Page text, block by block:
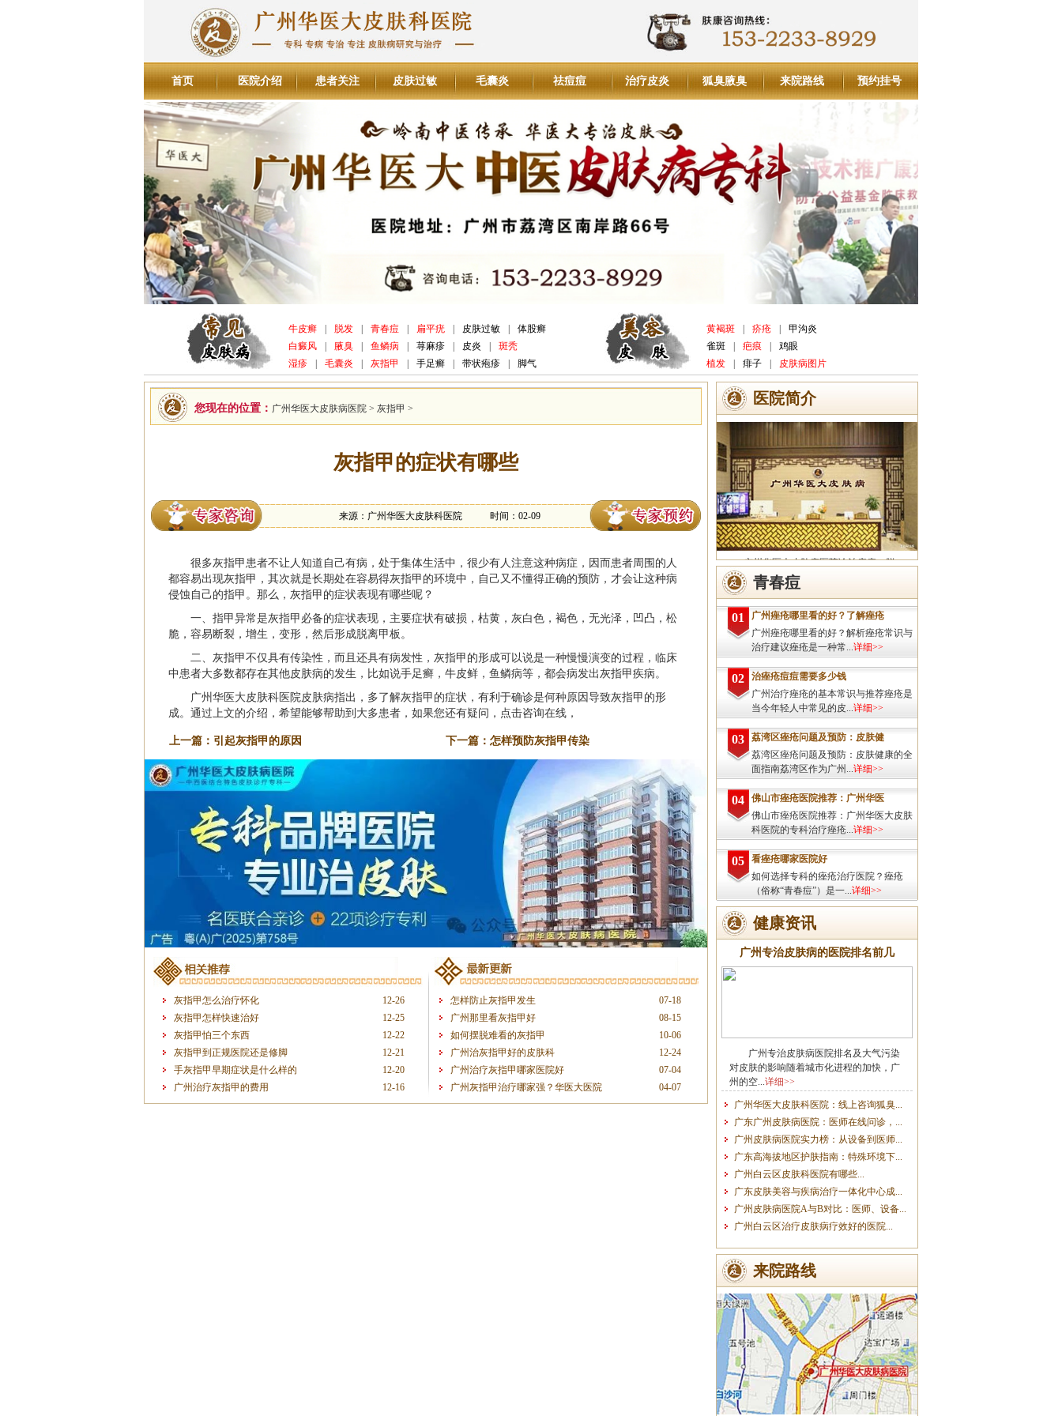
首页 医院介绍 患者关注 皮肤过敏 毛囊炎 祛痘痘 治疗皮炎 狐臭腋臭 来院路线 预约挂号
牛皮癣 脱发 青春痘 扁平疣 皮肤过敏
体股癣
白癜风
腋臭 鱼鳞病 荨麻疹 皮炎
斑秃
湿疹
毛囊炎 灰指甲 手足癣 带状疱疹 脚气
黄褐斑 疥疮
甲沟炎
雀斑
疤痕
鸡眼
植发
痱子 皮肤病图片
您现在的位置： 广州华医大皮肤病医院 > 灰指甲 >
灰指甲的症状有哪些
来源：广州华医大皮肤科医院 时间：02-09
很多灰指甲患者不让人知道自己有病，处于集体生活中，很少有人注意这种病症，因而患者周围的人
都容易出现灰指甲，其次就是长期处在容易得灰指甲的环境中，自己又不懂得正确的预防，才会让这种病
侵蚀自己的指甲。那么， 灰指甲的症状表现有哪些呢？
一、指甲异常是灰指甲必备的症状表现，主要症状有破损，枯黄，灰白色，褐色，无光泽，凹凸，松
脆，容易断裂，增生，变形，然后形成脱离甲板。
二、灰指甲不仅具有传染性，而且还具有病发性，灰指甲的形成可以说是一种慢慢演变的过程，临床
中患者大多数都存在其他皮肤病的发生，比如说手足癣，牛皮鲜，鱼鳞病等，都会病发出灰指甲疾病。
广州华医大皮肤科医院皮肤病指出，多了解灰指甲的症状，有利于确诊是何种原因导致灰指甲的形
成。通过上文的介绍，希望能够帮助到大多患者，如果您还有疑问，点击咨询在线，
下一篇： 怎样预防灰指甲传染
上一篇： 引起灰指甲的原因
12-26
灰指甲怎么治疗怀化
12-25
灰指甲怎样快速治好
12-22
灰指甲怕三个东西
12-21
灰指甲到正规医院还是修脚
12-20
手灰指甲早期症状是什么样的
12-16
广州治疗灰指甲的费用
07-18
怎样防止灰指甲发生
08-15
广州那里看灰指甲好
10-06
如何摆脱难看的灰指甲
12-24
广州治灰指甲好的皮肤科
07-04
广州治疗灰指甲哪家医院好
04-07
广州灰指甲治疗哪家强？华医大医院
医院简介
广州华医大皮肤病医院诊治痤疮、脱
发、灰指甲、荨麻疹、湿疹、皮炎、斑秃、
皮肤过敏、扁平疣、带状疱疹、皮肤瘙痒、
皮肤过敏等皮肤疾病的治疗方面...详细>>
青春痘
01
广州痤疮哪里看的好？了解痤疮
广州痤疮哪里看的好？解析痤疮常识与
治疗建议痤疮是一种常...详细>>
02
治痤疮痘痘需要多少钱
广州治疗痤疮的基本常识与推荐痤疮是
当今年轻人中常见的皮...详细>>
03
荔湾区痤疮问题及预防：皮肤健
荔湾区痤疮问题及预防：皮肤健康的全
面指南荔湾区作为广州...详细>>
04
佛山市痤疮医院推荐：广州华医
佛山市痤疮医院推荐：广州华医大皮肤
科医院的专科治疗痤疮...详细>>
05
看痤疮哪家医院好
如何选择专科的痤疮治疗医院？痤疮
（俗称“青春痘”）是一...详细>>
健康资讯
广州专治皮肤病的医院排名前几
广州专治皮肤病医院排名及大气污染
对皮肤的影响随着城市化进程的加快，广
州的空...详细>>
广州华医大皮肤科医院：线上咨询狐臭...
广东广州皮肤病医院：医师在线问诊，...
广州皮肤病医院实力榜：从设备到医师...
广东高海拔地区护肤指南：特殊环境下...
广州白云区皮肤科医院有哪些...
广东皮肤美容与疾病治疗一体化中心成...
广州皮肤病医院A与B对比：医师、设备...
广州白云区治疗皮肤病疗效好的医院...
来院路线